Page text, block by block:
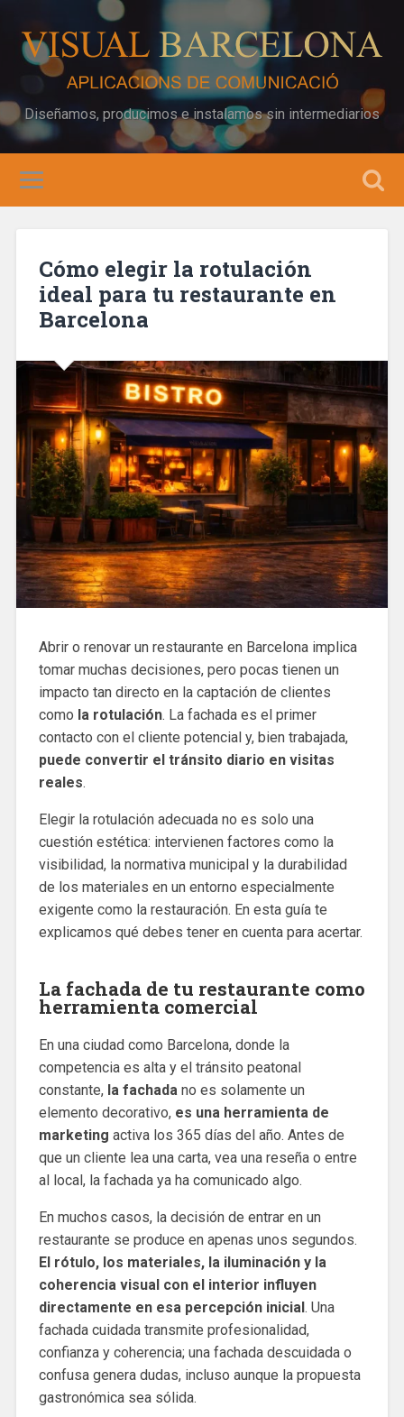
Diseñamos, producimos e instalamos sin intermediarios
Cómo elegir la rotulación
ideal para tu restaurante en
Barcelona
Abrir o renovar un restaurante en Barcelona implica
tomar muchas decisiones, pero pocas tienen un
impacto tan directo en la captación de clientes
como la rotulación. La fachada es el primer
contacto con el cliente potencial y, bien trabajada,
puede convertir el tránsito diario en visitas
reales.
Elegir la rotulación adecuada no es solo una
cuestión estética: intervienen factores como la
visibilidad, la normativa municipal y la durabilidad
de los materiales en un entorno especialmente
exigente como la restauración. En esta guía te
explicamos qué debes tener en cuenta para acertar.
La fachada de tu restaurante como
herramienta comercial
En una ciudad como Barcelona, donde la
competencia es alta y el tránsito peatonal
constante, la fachadano es solamente un
elemento decorativo, es una herramienta de
marketing activa los 365 días del año. Antes de
que un cliente lea una carta, vea una reseña o entre
al local, la fachada ya ha comunicado algo.
En muchos casos, la decisión de entrar en un
restaurante se produce en apenas unos segundos.
El rótulo, los materiales, la iluminación y la
coherencia visual con el interior influyen
directamente en esa percepción inicial . Una
fachada cuidada transmite profesionalidad,
confianza y coherencia; una fachada descuidada o
confusa genera dudas, incluso aunque la propuesta
gastronómica sea sólida.